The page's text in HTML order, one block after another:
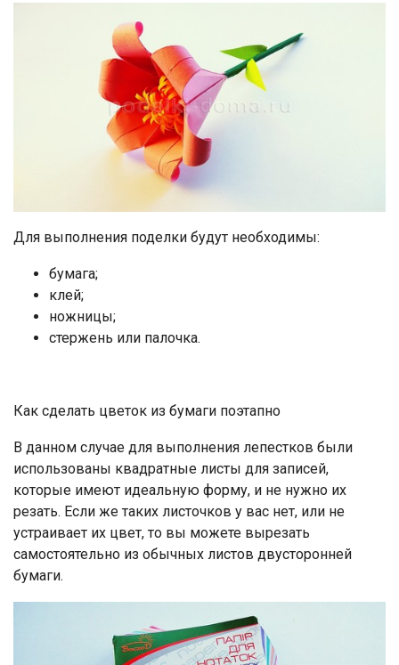
Для выполнения поделки будут необходимы:
бумага;
клей;
ножницы;
стержень или палочка.
Как сделать цветок из бумаги поэтапно
В данном случае для выполнения лепестков были
использованы квадратные листы для записей,
которые имеют идеальную форму, и не нужно их
резать. Если же таких листочков у вас нет, или не
устраивает их цвет, то вы можете вырезать
самостоятельно из обычных листов двусторонней
бумаги.